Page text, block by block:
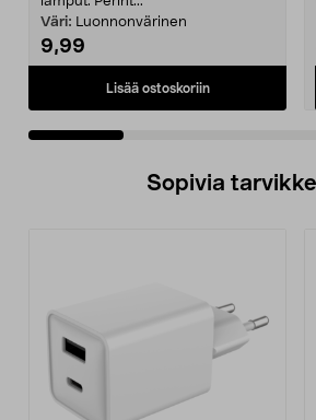
Väri: Luonnonvärinen
9,99
Lisää ostoskoriin
Sopivia